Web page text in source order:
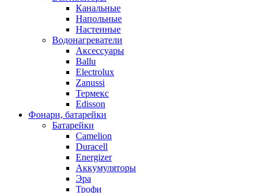
Канальные
Напольные
Настенные
Водонагреватели
Аксессуары
Ballu
Electrolux
Zanussi
Термекс
Edisson
Фонари, батарейки
Батарейки
Camelion
Duracell
Energizer
Аккумуляторы
Эра
Трофи